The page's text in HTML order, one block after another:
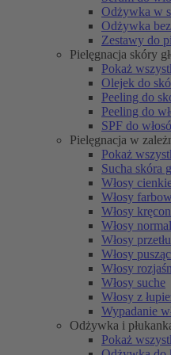
Odżywka w
Odżywka
Zestawy do
Pielęgnacja skóry
Pokaż
Olejek do
Peeling do
Peeling do
SPF do
Pielęgnacja w
Pokaż
Sucha skóra
Włosy
Włosy
Włosy
Włosy
Włosy
Włosy
Włosy
Włosy suche
Włosy z
Wypadanie
Odżywka i
Pokaż